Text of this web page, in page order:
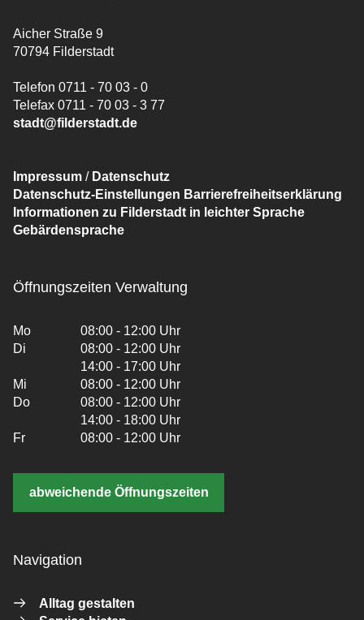
Aicher Straße 9
70794 Filderstadt
Telefon 0711 - 70 03 - 0
Telefax 0711 - 70 03 - 3 77
stadt@filderstadt.de
Impressum / Datenschutz
Datenschutz-Einstellungen Barrierefreiheitserklärung
Informationen zu Filderstadt in leichter Sprache
Gebärdensprache
Öffnungszeiten Verwaltung
Mo
08:00 - 12:00 Uhr
Di
08:00 - 12:00 Uhr
14:00 - 17:00 Uhr
Mi
08:00 - 12:00 Uhr
Do
08:00 - 12:00 Uhr
14:00 - 18:00 Uhr
Fr
08:00 - 12:00 Uhr
abweichende Öffnungszeiten
Navigation
Alltag gestalten